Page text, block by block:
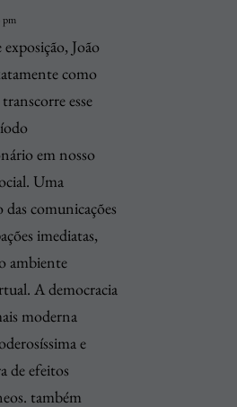
pm
João
como
esse
em nosso
Uma
das comunicações
imediatas,
ambiente
A democracia
moderna
e
de efeitos
também